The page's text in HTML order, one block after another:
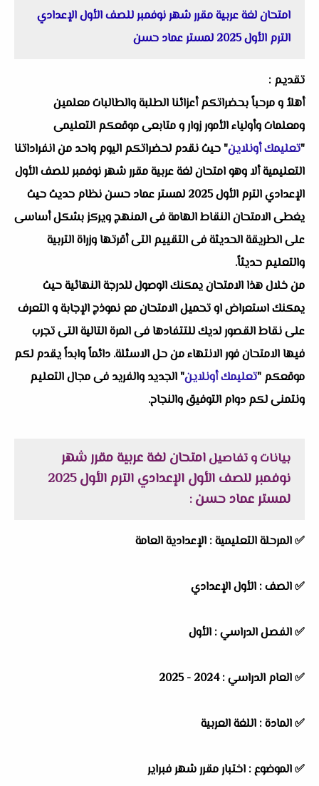
امتحان لغة عربية مقرر شهر نوفمبر للصف الأول الإعدادي
الترم الأول 2025 لمستر عماد حسن
تقديم :
أهلاُ و مرحباً بحضراتكم أعزائنا الطلبة والطالبات معلمين
ومعلمات وأولياء الأمور زوار و متابعى موقعكم التعليمى
"تعليمك أونلاين" حيث نقدم لحضراتكم اليوم واحد من انفراداتنا
التعليمية ألا وهو امتحان لغة عربية مقرر شهر نوفمبر للصف الأول
الإعدادي الترم الأول 2025 لمستر عماد حسن نظام حديث حيث
يغطى الامتحان النقاط الهامة فى المنهج ويركز بشكل أساسى
على الطريقة الحديثة فى التقييم التى أقرتها وزراة التربية
والتعليم حديثاً.
من خلال هذا الامتحان يمكنك الوصول للدرجة النهائية حيث
يمكنك استعراض او تحميل الامتحان مع نموذج الإجابة و التعرف
على نقاط القصور لديك للتتفادها فى المرة التالية التى تجرب
فيها الامتحان فور الانتهاء من حل الاسئلة. دائماً وابداً يقدم لكم
موقعكم "تعليمك أونلاين" الجديد والفريد فى مجال التعليم
ونتمنى لكم دوام التوفيق والنجاح.
بيانات و تفاصيلامتحان لغة عربية مقرر شهر
نوفمبر للصف الأول الإعدادي الترم الأول 2025
لمستر عماد حسن:
✅المرحلة التعليمية : الإعدادية العامة
✅الصف : الأول الإعدادي
✅الفصل الدراسي : الأول
✅العام الدراسي :2024 - 2025
✅المادة : اللغة العربية
✅الموضوع : اختبار مقرر شهر فبراير